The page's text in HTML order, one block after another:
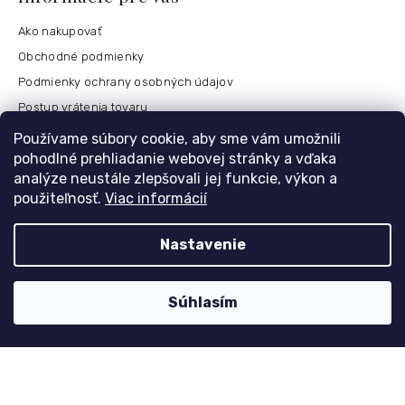
Používame súbory cookie, aby sme vám umožnili
pohodlné prehliadanie webovej stránky a vďaka
analýze neustále zlepšovali jej funkcie, výkon a
použiteľnosť. Viac informácií
Nastavenie
Súhlasím
Ako nakupovať
Obchodné podmienky
Podmienky ochrany osobných údajov
Postup vrátenia tovaru
Česko
Môj účet
Přihlášení